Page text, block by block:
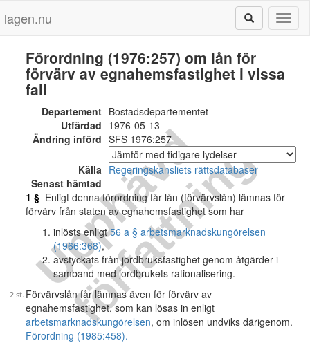
lagen.nu
U
p
p
h
ä
v
d
f
ö
r
f
a
t
t
n
i
n
g
Förordning (1976:257) om lån för
förvärv av egnahemsfastighet i vissa
fall
Departement Bostadsdepartementet
Utfärdad 1976-05-13
Ändring införd SFS 1976:257
Källa Regeringskansliets rättsdatabaser
Senast hämtad
1 § Enligt denna förordning får lån (förvärvslån) lämnas för
förvärv från staten av egnahemsfastighet som har
inlösts enligt56 a § arbetsmarknadskungörelsen
(1966:368),
avstyckats från jordbruksfastighet genom åtgärder i
samband med jordbrukets rationalisering.
Förvärvslån får lämnas även för förvärv av
egnahemsfastighet, som kan lösas in enligt
arbetsmarknadskungörelsen, om inlösen undviks därigenom.
Förordning (1985:458).